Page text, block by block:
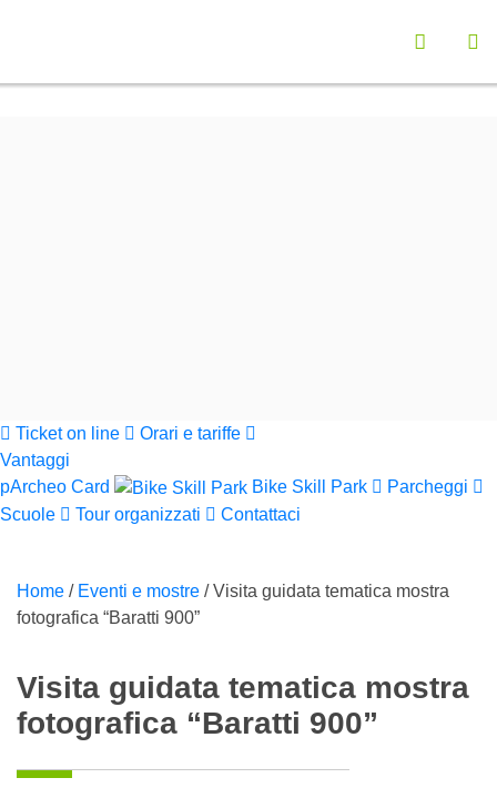
Funzionalità ricerca contenuti
Seleziona la
Ticket on line
Orari e tariffe
Vantaggi
pArcheo Card
Bike Skill Park
Parcheggi
Scuole
Tour organizzati Contattaci
Home / Eventi e mostre /Visita guidata tematica mostra
fotografica “Baratti 900”
Visita guidata tematica mostra
fotografica “Baratti 900”